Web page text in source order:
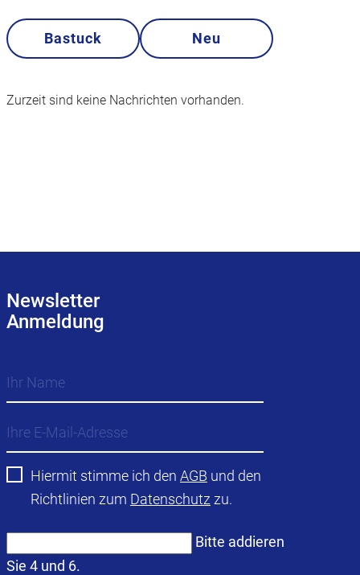
Bastuck Neu
Zurzeit sind keine Nachrichten vorhanden.
Newsletter
Anmeldung
Hiermit stimme ich den AGB und den
Richtlinien zum Datenschutz zu.
Bitte addieren
Sie 4 und 6.